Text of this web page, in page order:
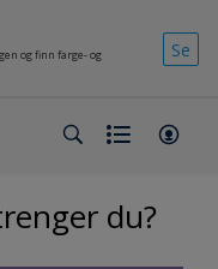
og finn farge- og
Se
du?